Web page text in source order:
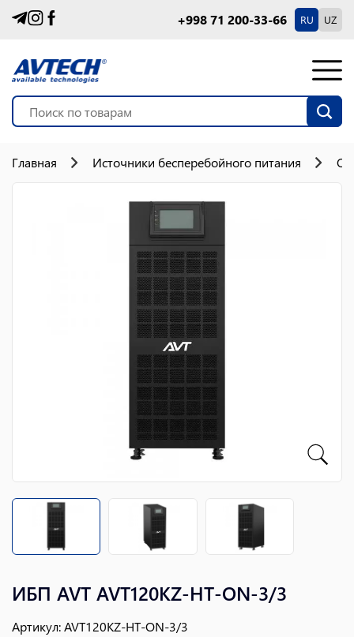
+998 71 200-33-66 RU UZ
Главная Источники бесперебойного питания
ИБП AVT AVT120KZ-HT-ON-3/3
Артикул:AVT120KZ-HT-ON-3/3